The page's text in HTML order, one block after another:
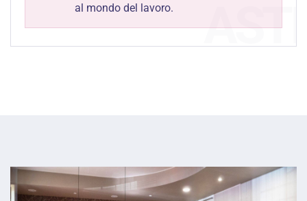
al mondo del lavoro.